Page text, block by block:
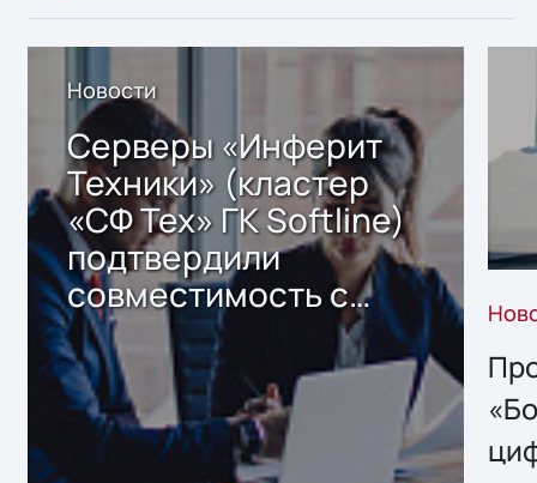
Новости
Серверы «Инферит
Техники» (кластер
«СФ Тех» ГК Softline)
подтвердили
совместимость с
решением Sharx
Storage 2.x для
хранения данных